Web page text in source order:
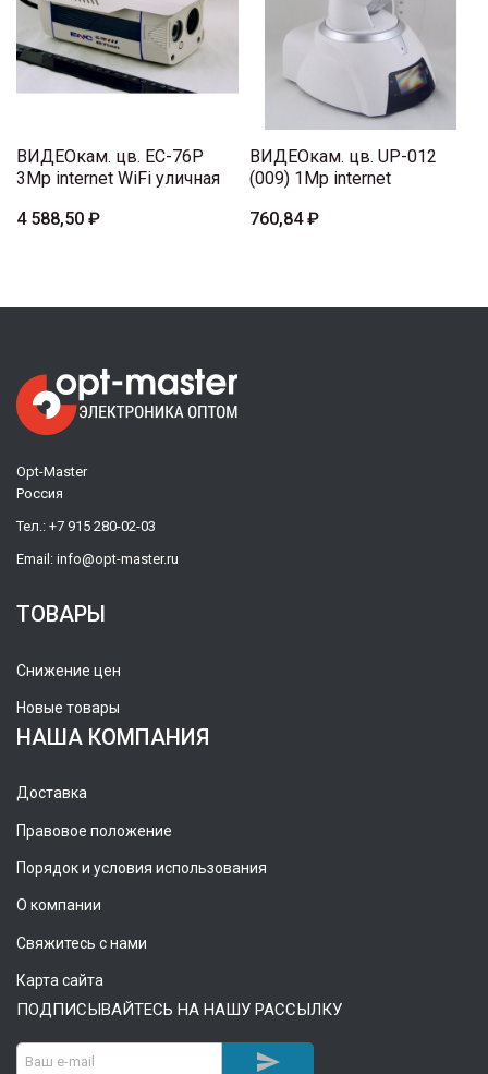
ВИДЕОкам. цв. EC-76P
3Mp internet WiFi уличная
4 588,50 ₽
ВИДЕОкам. цв. UP-012
(009) 1Mp internet
760,84 ₽
Opt-Master
Россия
Тел.: +7 915 280-02-03
Email: info@opt-master.ru
ТОВАРЫ
Снижение цен
Новые товары
НАША КОМПАНИЯ
Доставка
Правовое положение
Порядок и условия использования
О компании
Свяжитесь с нами
Карта сайта
ПОДПИСЫВАЙТЕСЬ НА НАШУ РАССЫЛКУ
